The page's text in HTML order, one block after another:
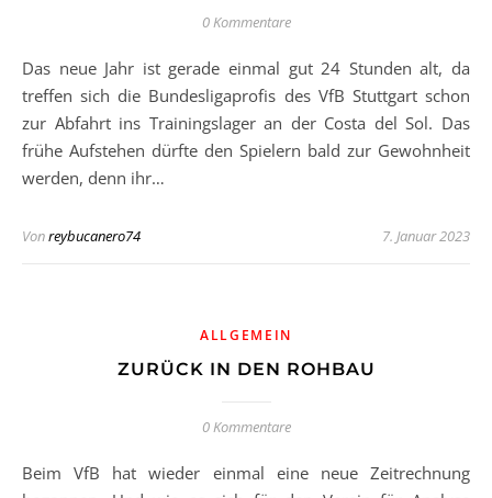
0 Kommentare
Das neue Jahr ist gerade einmal gut 24 Stunden alt, da
treffen sich die Bundesligaprofis des VfB Stuttgart schon
zur Abfahrt ins Trainingslager an der Costa del Sol. Das
frühe Aufstehen dürfte den Spielern bald zur Gewohnheit
werden, denn ihr…
Vonreybucanero74 7. Januar 2023
ALLGEMEIN
ZURÜCK IN DEN ROHBAU
0 Kommentare
Beim VfB hat wieder einmal eine neue Zeitrechnung